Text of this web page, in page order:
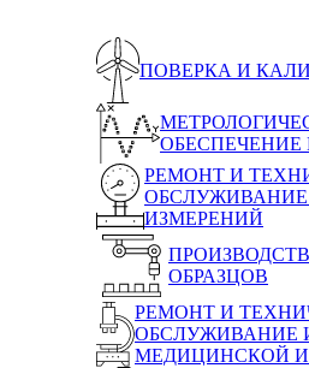
ПОВЕРКА И
ОБЕСПЕЧЕНИЕ
РЕМОНТ И
ОБСЛУЖИВАНИЕ
ИЗМЕРЕНИЙ
ОБРАЗЦОВ
РЕМОНТ И
ОБСЛУЖИВАНИЕ
МЕДИЦИНСКОЙ